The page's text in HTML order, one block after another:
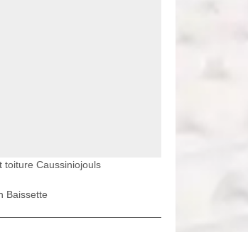
toiture Caussiniojouls
Baissette